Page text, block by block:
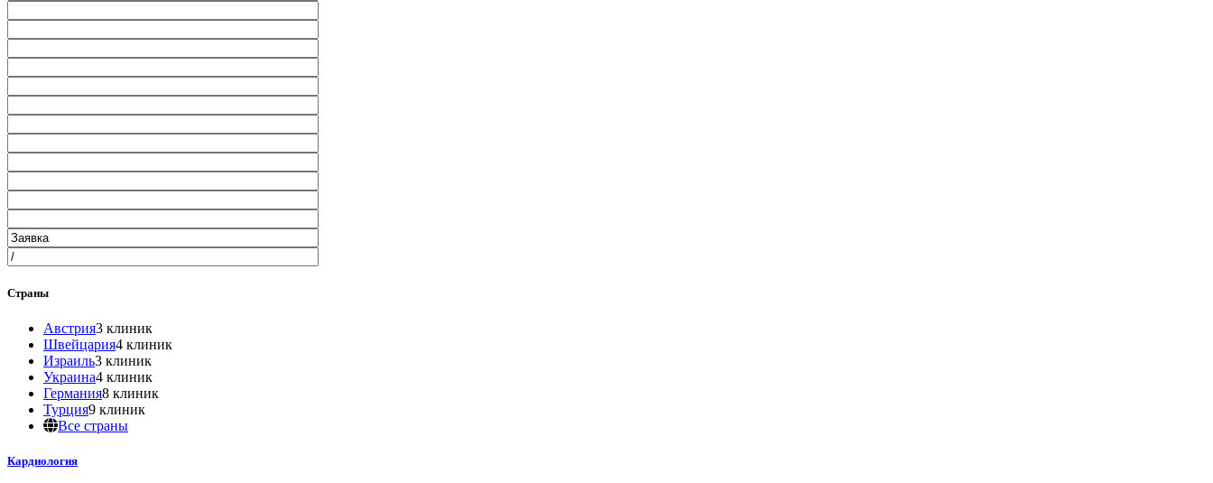
Страны
Австрия3 клиник
Швейцария4 клиник
Израиль3 клиник
Украина4 клиник
Германия8 клиник
Турция9 клиник
Все страны
Кардиология